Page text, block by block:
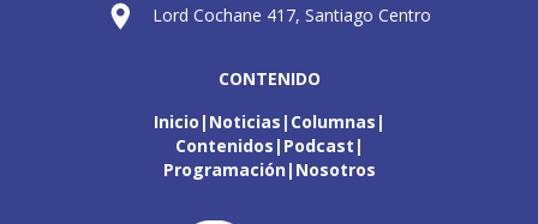
Lord Cochane 417, Santiago Centro
CONTENIDO
Inicio Noticias Columnas
Contenidos Podcast
Programación Nosotros